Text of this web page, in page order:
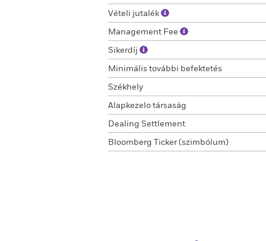
Vételi jutalék
Management Fee
Sikerdíj
Minimális további befektetés
Székhely
Alapkezelo társaság
Dealing Settlement
Bloomberg Ticker (szimbólum)